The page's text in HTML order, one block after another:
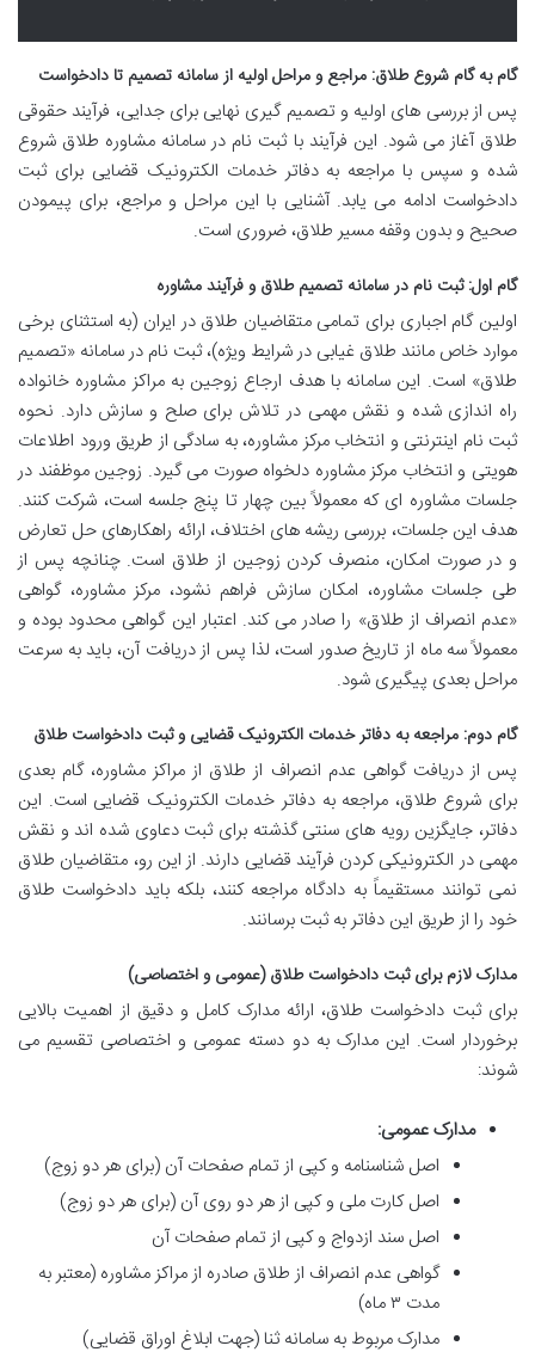
گام به گام شروع طلاق: مراجع و مراحل اولیه از سامانه تصمیم تا دادخواست
پس از بررسی های اولیه و تصمیم گیری نهایی برای جدایی، فرآیند حقوقی
طلاق آغاز می شود. این فرآیند با ثبت نام در سامانه مشاوره طلاق شروع
شده و سپس با مراجعه به دفاتر خدمات الکترونیک قضایی برای ثبت
دادخواست ادامه می یابد. آشنایی با این مراحل و مراجع، برای پیمودن
صحیح و بدون وقفه مسیر طلاق، ضروری است.
گام اول: ثبت نام در سامانه تصمیم طلاق و فرآیند مشاوره
اولین گام اجباری برای تمامی متقاضیان طلاق در ایران (به استثنای برخی
موارد خاص مانند طلاق غیابی در شرایط ویژه)، ثبت نام در سامانه «تصمیم
طلاق» است. این سامانه با هدف ارجاع زوجین به مراکز مشاوره خانواده
راه اندازی شده و نقش مهمی در تلاش برای صلح و سازش دارد. نحوه
ثبت نام اینترنتی و انتخاب مرکز مشاوره، به سادگی از طریق ورود اطلاعات
هویتی و انتخاب مرکز مشاوره دلخواه صورت می گیرد. زوجین موظفند در
جلسات مشاوره ای که معمولاً بین چهار تا پنج جلسه است، شرکت کنند.
هدف این جلسات، بررسی ریشه های اختلاف، ارائه راهکارهای حل تعارض
و در صورت امکان، منصرف کردن زوجین از طلاق است. چنانچه پس از
طی جلسات مشاوره، امکان سازش فراهم نشود، مرکز مشاوره، گواهی
«عدم انصراف از طلاق» را صادر می کند. اعتبار این گواهی محدود بوده و
معمولاً سه ماه از تاریخ صدور است، لذا پس از دریافت آن، باید به سرعت
مراحل بعدی پیگیری شود.
گام دوم: مراجعه به دفاتر خدمات الکترونیک قضایی و ثبت دادخواست طلاق
پس از دریافت گواهی عدم انصراف از طلاق از مراکز مشاوره، گام بعدی
برای شروع طلاق، مراجعه به دفاتر خدمات الکترونیک قضایی است. این
دفاتر، جایگزین رویه های سنتی گذشته برای ثبت دعاوی شده اند و نقش
مهمی در الکترونیکی کردن فرآیند قضایی دارند. از این رو، متقاضیان طلاق
نمی توانند مستقیماً به دادگاه مراجعه کنند، بلکه باید دادخواست طلاق
خود را از طریق این دفاتر به ثبت برسانند.
مدارک لازم برای ثبت دادخواست طلاق (عمومی و اختصاصی)
برای ثبت دادخواست طلاق، ارائه مدارک کامل و دقیق از اهمیت بالایی
برخوردار است. این مدارک به دو دسته عمومی و اختصاصی تقسیم می
شوند:
مدارک عمومی:
اصل شناسنامه و کپی از تمام صفحات آن (برای هر دو زوج)
اصل کارت ملی و کپی از هر دو روی آن (برای هر دو زوج)
اصل سند ازدواج و کپی از تمام صفحات آن
گواهی عدم انصراف از طلاق صادره از مراکز مشاوره (معتبر به
مدت ۳ ماه)
مدارک مربوط به سامانه ثنا (جهت ابلاغ اوراق قضایی)